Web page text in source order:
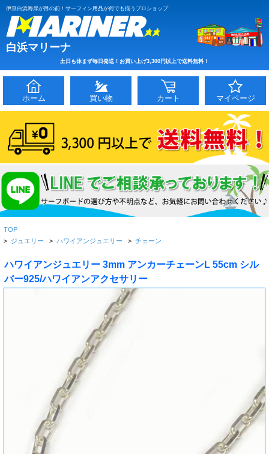
伊豆白浜海岸が目の前！サーフィン用品が何でも揃うプロショップ
白浜マリーナ
土日も休まず毎日発送！お買い上げ3,300円以上で送料無料！
ホーム 買い物 カート マイページ
TOP
> ジュエリー > ハワイアンジュエリー > チェーン
ハワイアンジュエリー 3mm アンカーチェーンL 55cm シル
バー925/ハワイアンアクセサリー